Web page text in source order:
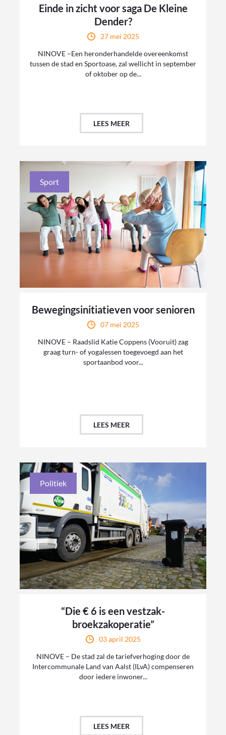
Einde in zicht voor saga De Kleine
Dender?
27 mei 2025
NINOVE –Een heronderhandelde overeenkomst
tussen de stad en Sportoase, zal wellicht in september
of oktober op de...
LEES MEER
Sport
Bewegingsinitiatieven voor senioren
07 mei 2025
NINOVE – Raadslid Katie Coppens (Vooruit) zag
graag turn- of yogalessen toegevoegd aan het
sportaanbod voor...
LEES MEER
Politiek
“Die € 6 is een vestzak-
broekzakoperatie”
03 april 2025
NINOVE – De stad zal de tariefverhoging door de
Intercommunale Land van Aalst (ILvA) compenseren
door iedere inwoner...
LEES MEER